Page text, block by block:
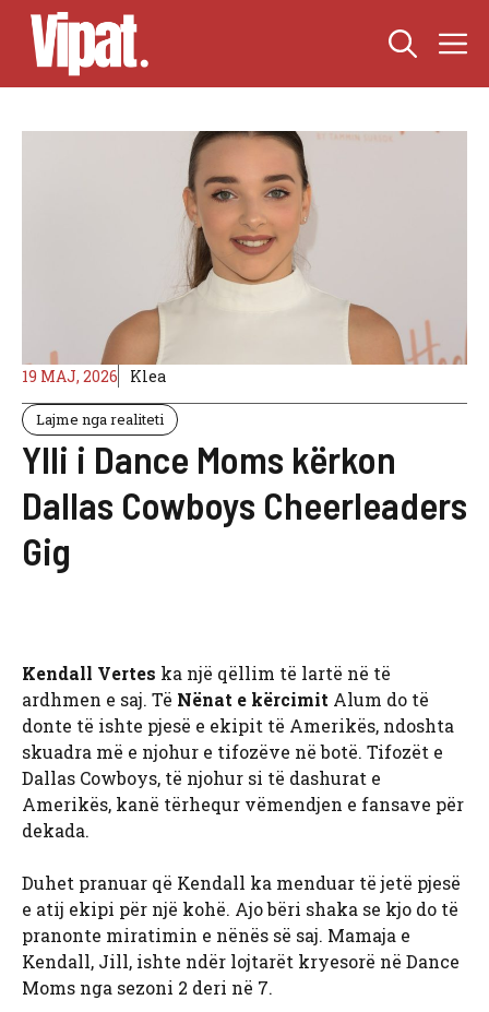
Skip
content
19 MAJ, 2026 Klea
Lajme nga realiteti
Ylli i Dance Moms kërkon
Dallas Cowboys Cheerleaders
Gig
Kendall Vertes ka një qëllim të lartë në të
ardhmen e saj. Të Nënat e kërcimit Alum do të
donte të ishte pjesë e ekipit të Amerikës, ndoshta
skuadra më e njohur e tifozëve në botë. Tifozët e
Dallas Cowboys, të njohur si të dashurat e
Amerikës, kanë tërhequr vëmendjen e fansave për
dekada.
Duhet pranuar që Kendall ka menduar të jetë pjesë
e atij ekipi për një kohë. Ajo bëri shaka se kjo do të
pranonte miratimin e nënës së saj. Mamaja e
Kendall, Jill, ishte ndër lojtarët kryesorë në Dance
Moms nga sezoni 2 deri në 7.